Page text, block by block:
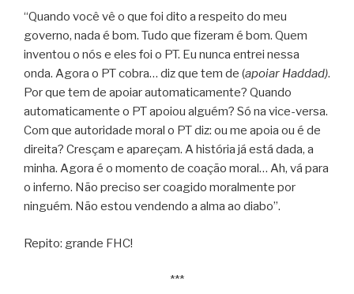
“Quando você vê o que foi dito a respeito do meu
governo, nada é bom. Tudo que fizeram é bom. Quem
inventou o nós e eles foi o PT. Eu nunca entrei nessa
onda. Agora o PT cobra… diz que tem de (apoiar Haddad).
Por que tem de apoiar automaticamente? Quando
automaticamente o PT apoiou alguém? Só na vice-versa.
Com que autoridade moral o PT diz: ou me apoia ou é de
direita? Cresçam e apareçam. A história já está dada, a
minha. Agora é o momento de coação moral… Ah, vá para
o inferno. Não preciso ser coagido moralmente por
ninguém. Não estou vendendo a alma ao diabo”.
Repito: grande FHC!
***